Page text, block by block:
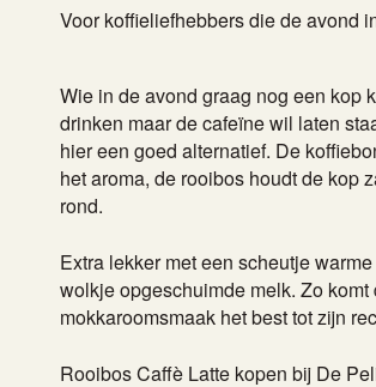
Voor koffieliefhebbers die de avond
Wie in de avond graag nog een kop
drinken maar de cafeïne wil laten
hier een goed alternatief. De
het aroma, de rooibos houdt de kop
rond.
Extra lekker met een scheutje
wolkje opgeschuimde melk. Zo komt
mokkaroomsmaak het best tot zijn
Rooibos Caffè Latte kopen bij De